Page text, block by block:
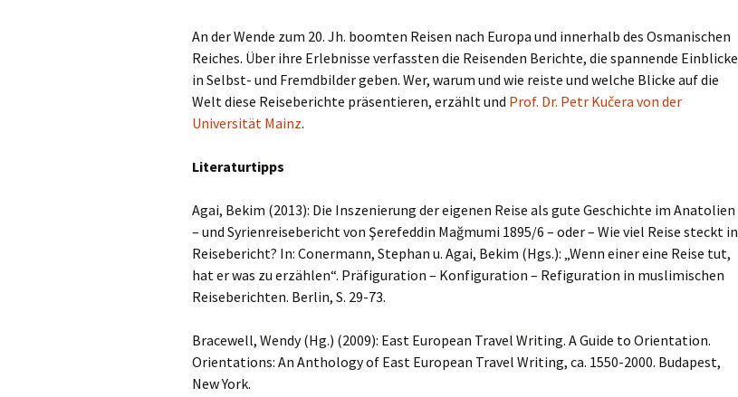
An der Wende zum 20. Jh. boomten Reisen nach Europa und innerhalb des Osmanischen
Reiches. Über ihre Erlebnisse verfassten die Reisenden Berichte, die spannende Einblicke
in Selbst- und Fremdbilder geben. Wer, warum und wie reiste und welche Blicke auf die
Welt diese Reiseberichte präsentieren, erzählt und Prof. Dr. Petr Kučera von der
Universität Mainz.
Literaturtipps
Agai, Bekim (2013): Die Inszenierung der eigenen Reise als gute Geschichte im Anatolien
– und Syrienreisebericht von Şerefeddin Mağmumi 1895/6 – oder – Wie viel Reise steckt in
Reisebericht? In: Conermann, Stephan u. Agai, Bekim (Hgs.): „Wenn einer eine Reise tut,
hat er was zu erzählen“. Präfiguration – Konfiguration – Refiguration in muslimischen
Reiseberichten. Berlin, S. 29-73.
Bracewell, Wendy (Hg.) (2009): East European Travel Writing. A Guide to Orientation.
Orientations: An Anthology of East European Travel Writing, ca. 1550-2000. Budapest,
New York.